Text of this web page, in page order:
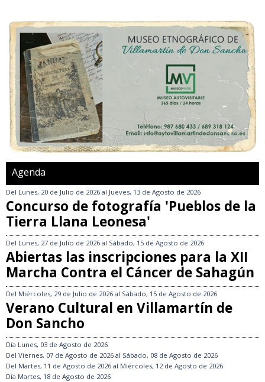
Agenda
Del Lunes, 20 de Julio de 2026 al Jueves, 13 de Agosto de 2026
Concurso de fotografía 'Pueblos de la
Tierra Llana Leonesa'
Del Lunes, 27 de Julio de 2026 al Sábado, 15 de Agosto de 2026
Abiertas las inscripciones para la XII
Marcha Contra el Cáncer de Sahagún
Del Miércoles, 29 de Julio de 2026 al Sábado, 15 de Agosto de 2026
Verano Cultural en Villamartín de
Don Sancho
Día Lunes, 03 de Agosto de 2026
Del Viernes, 07 de Agosto de 2026 al Sábado, 08 de Agosto de 2026
Del Martes, 11 de Agosto de 2026 al Miércoles, 12 de Agosto de 2026
Día Martes, 18 de Agosto de 2026